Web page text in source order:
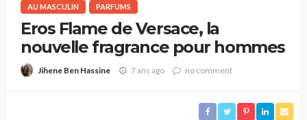
AU MASCULIN PARFUMS
Eros Flame de Versace, la
nouvelle fragrance pour hommes
Jihene Ben Hassine 7 ans ago no comment